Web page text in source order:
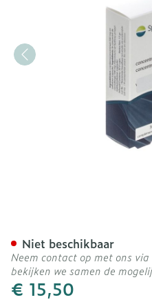
€ 15,50
Niet beschikbaar
Neem contact op met ons
bekijken we samen de